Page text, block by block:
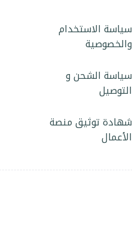
سياسة الاستخدام
والخصوصية
سياسة الشحن و
التوصيل
شهادة توثيق منصة
الأعمال